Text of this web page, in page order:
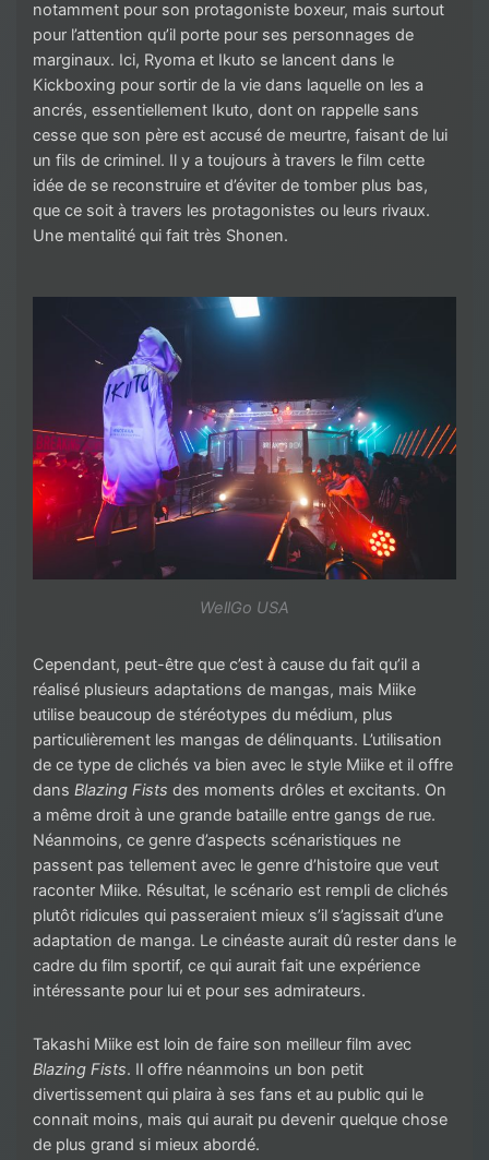
notamment pour son protagoniste boxeur, mais surtout
pour l’attention qu’il porte pour ses personnages de
marginaux. Ici, Ryoma et Ikuto se lancent dans le
Kickboxing pour sortir de la vie dans laquelle on les a
ancrés, essentiellement Ikuto, dont on rappelle sans
cesse que son père est accusé de meurtre, faisant de lui
un fils de criminel. Il y a toujours à travers le film cette
idée de se reconstruire et d’éviter de tomber plus bas,
que ce soit à travers les protagonistes ou leurs rivaux.
Une mentalité qui fait très Shonen.
WellGo USA
Cependant, peut-être que c’est à cause du fait qu’il a
réalisé plusieurs adaptations de mangas, mais Miike
utilise beaucoup de stéréotypes du médium, plus
particulièrement les mangas de délinquants. L’utilisation
de ce type de clichés va bien avec le style Miike et il offre
dans Blazing Fists des moments drôles et excitants. On
a même droit à une grande bataille entre gangs de rue.
Néanmoins, ce genre d’aspects scénaristiques ne
passent pas tellement avec le genre d’histoire que veut
raconter Miike. Résultat, le scénario est rempli de clichés
plutôt ridicules qui passeraient mieux s’il s’agissait d’une
adaptation de manga. Le cinéaste aurait dû rester dans le
cadre du film sportif, ce qui aurait fait une expérience
intéressante pour lui et pour ses admirateurs.
Takashi Miike est loin de faire son meilleur film avec
Blazing Fists. Il offre néanmoins un bon petit
divertissement qui plaira à ses fans et au public qui le
connait moins, mais qui aurait pu devenir quelque chose
de plus grand si mieux abordé.